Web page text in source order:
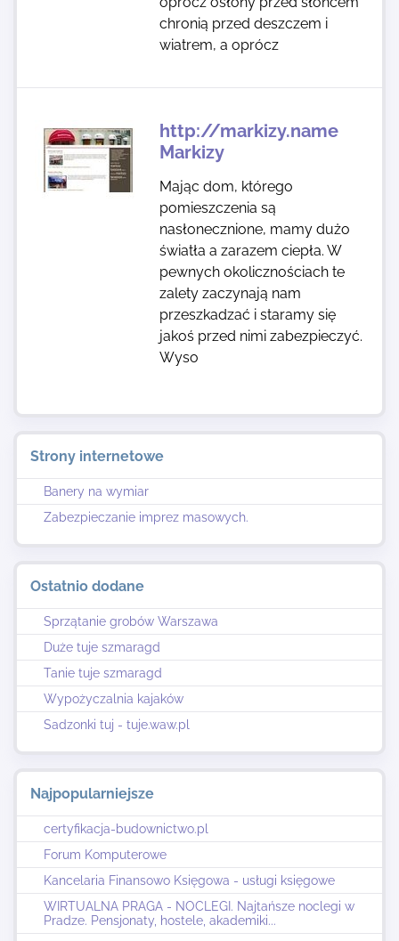
Strony internetowe
Banery na wymiar
Zabezpieczanie imprez masowych.
Ostatnio dodane
Sprzątanie grobów Warszawa
Duże tuje szmaragd
Tanie tuje szmaragd
Wypożyczalnia kajaków
Sadzonki tuj - tuje.waw.pl
Najpopularniejsze
certyfikacja-budownictwo.pl
Forum Komputerowe
Kancelaria Finansowo Księgowa - usługi księgowe
WIRTUALNA PRAGA - NOCLEGI. Najtańsze noclegi w
Pradze. Pensjonaty, hostele, akademiki...
chronią przed deszczem i
wiatrem, a oprócz
http://markizy.name
Markizy
Mając dom, którego
pomieszczenia są
nasłonecznione, mamy dużo
światła a zarazem ciepła. W
pewnych okolicznościach te
zalety zaczynają nam
przeszkadzać i staramy się
jakoś przed nimi zabezpieczyć.
Wyso